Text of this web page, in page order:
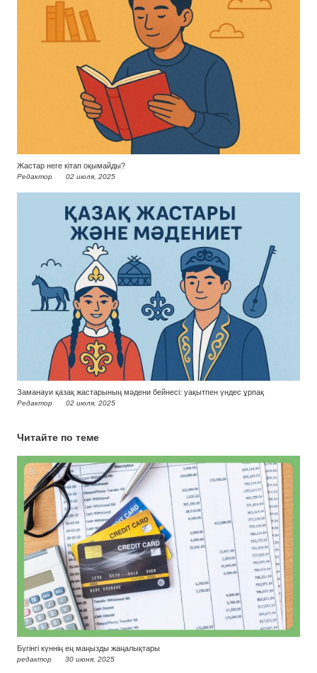
Жастар неге кітап оқымайды?
Редактор 02 июля, 2025
Заманауи қазақ жастарының мәдени бейнесі: уақытпен үндес ұрпақ
Редактор 02 июля, 2025
Читайте по теме
Бүгінгі күннің ең маңызды жаңалықтары
редактор 30 июня, 2025